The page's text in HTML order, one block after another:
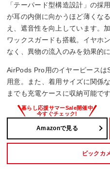
「テーパード型構造設計」の採
が耳の内側に向かうほど薄くな
え、遮音性を向上しています。
ワックスガードも搭載。イヤホ
なく、異物の流入のみを効果的に
AirPods Pro用のイヤーピースは
用意。また、着用サイズに関係
までも充電ケースに収納可能です
Amazonで見る
ビックカ